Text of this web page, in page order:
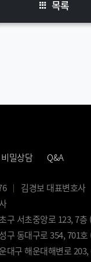
목록
밀상담 Q&A
김경보 대표변호사
구 서초중앙로 123, 7
구 동대구로 354, 701
대구 해운대해변로